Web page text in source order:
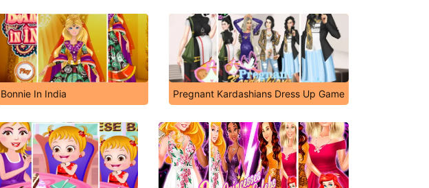
Bonnie In India Pregnant Kardashians Dress Up Game